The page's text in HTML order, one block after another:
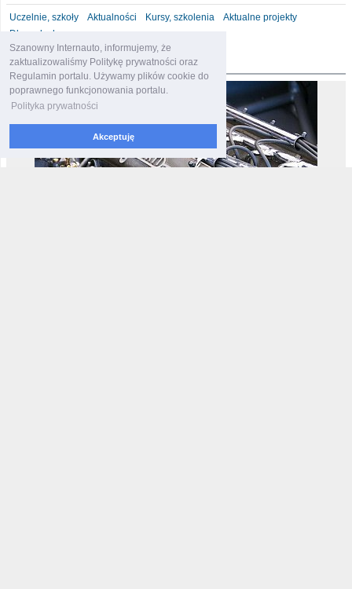
Szanowny Internauto, informujemy, że
zaktualizowaliśmy Politykę prywatności oraz
Regulamin portalu. Używamy plików cookie do
poprawnego funkcjonowania portalu.
Polityka prywatności
Akceptuję
Uczelnie, szkoły Aktualności Kursy, szkolenia
Aktualne projekty
Dla malucha
motoryzacja